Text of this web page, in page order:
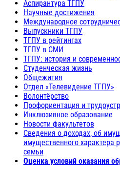
Аспирантура ТГПУ
Научные достижения
Международное
Выпускники ТГПУ
ТГПУ в рейтингах
ТГПУ в СМИ
ТГПУ: история и
Студенческая жизнь
Общежития
Отдел «Телевидение ТГПУ»
Волонтёрство
Профориентация и
Инклюзивное образование
Новости факультетов
Сведения о доходах, об
имущественного характера
семьи
Оценка условий оказания